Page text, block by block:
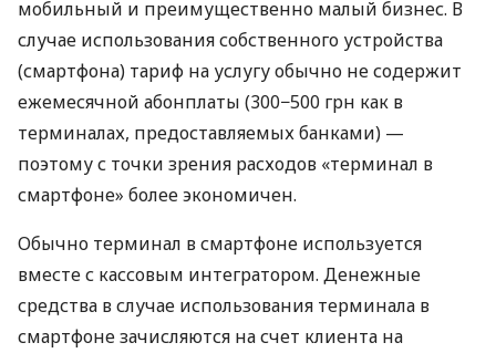
мобильный и преимущественно малый бизнес. В
случае использования собственного устройства
(смартфона) тариф на услугу обычно не содержит
ежемесячной абонплаты (300−500 грн как в
терминалах, предоставляемых банками) —
поэтому с точки зрения расходов «терминал в
смартфоне» более экономичен.
Обычно терминал в смартфоне используется
вместе с кассовым интегратором. Денежные
средства в случае использования терминала в
смартфоне зачисляются на счет клиента на